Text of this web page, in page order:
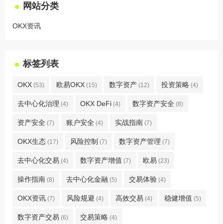
网站分类
OKX资讯
标签列表
OKX (53) 欧易OKX (15) 数字资产 (12) 投资策略 (4)
去中心化治理 (4) OKX DeFi (4) 数字资产安全 (8)
资产安全 (7) 账户安全 (4) 实战指南 (7)
OKX生态 (17) 风险控制 (7) 数字资产管理 (7)
去中心化交易 (4) 数字资产增值 (7) 欧易 (23)
操作指南 (8) 去中心化金融 (5) 交易体验 (4)
OKX资讯 (7) 风险规避 (4) 高效交易 (4) 稳健增值 (5)
数字资产交易 (6) 交易策略 (4)